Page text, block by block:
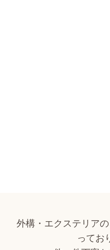
外構・エクステリア
ってお